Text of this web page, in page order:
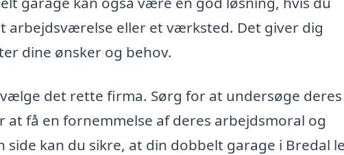
arbejdsværelse eller et værksted. Det giver dig
dine ønsker og behov.
det rette firma. Sørg for at undersøge deres
få en fornemmelse af deres arbejdsmoral og
kan du sikre, at din dobbelt garage i Bredal